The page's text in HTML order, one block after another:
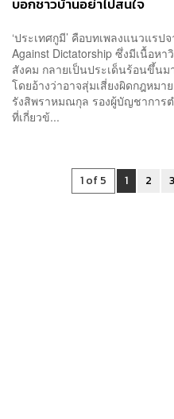
บอกชาวบ้านอย่าไปสนใจ
‘ประเทศกูมี’ คือบทเพลงแนวแร
Against Dictatorship ซึ่งมีเนื้อห
สังคม กลายเป็นประเด็นร้อนขึ้นม
โดยอ้างว่าอาจสุ่มเสี่ยงผิดกฎหม
รังสิพราหมณกุล รองผู้บัญชาการ
ที่เกี่ยวข้...
1 of 5 1 2 3